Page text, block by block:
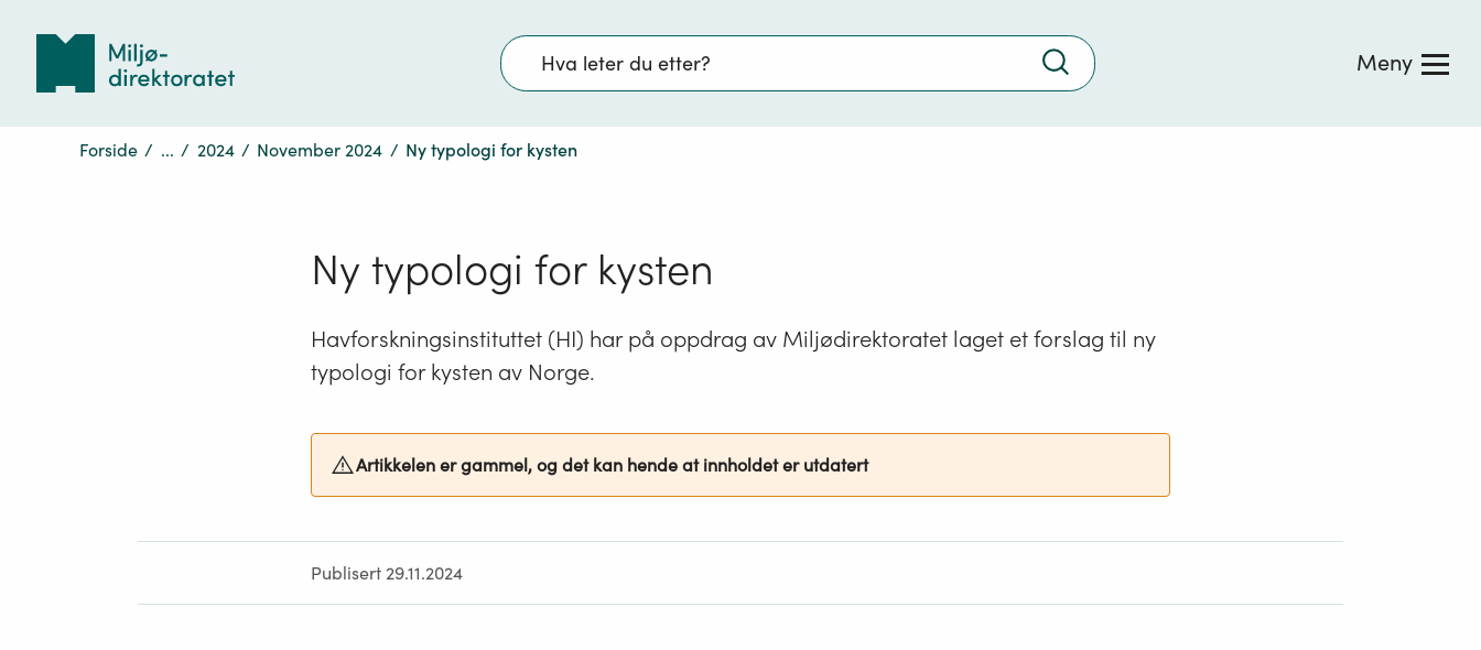
Søk
Trykk
søke
Meny
Forside / ... / 2024 / November 2024 / Ny typologi for kysten
Ny typologi for kysten
Havforskningsinstituttet (HI) har på oppdrag av Miljødirektoratet laget et forslag til ny
typologi for kysten av Norge.
Artikkelen er gammel, og det kan hende at innholdet er utdatert
Publisert 29.11.2024